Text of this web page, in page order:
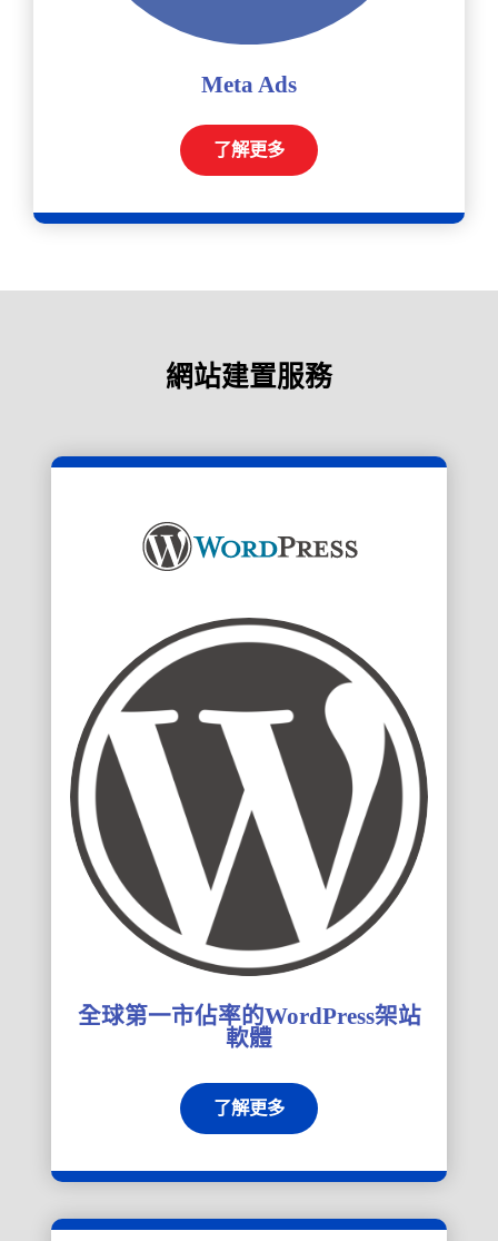
Meta Ads
了解更多
網站建置服務
全球第一市佔率的WordPress架站
軟體
了解更多